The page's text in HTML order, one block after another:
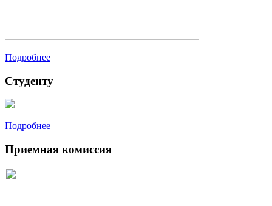
Подробнее
Студенту
Подробнее
Приемная комиссия